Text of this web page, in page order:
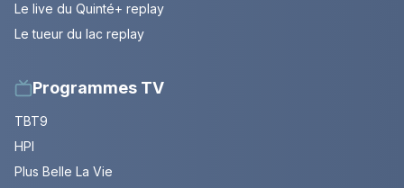
Le live du Quinté+ replay
Le tueur du lac replay
Programmes TV
TBT9
HPI
Plus Belle La Vie